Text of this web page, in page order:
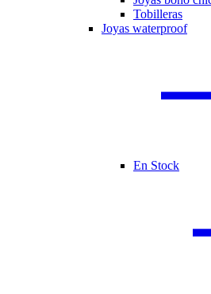
Tobilleras
Joyas waterproof
En Stock